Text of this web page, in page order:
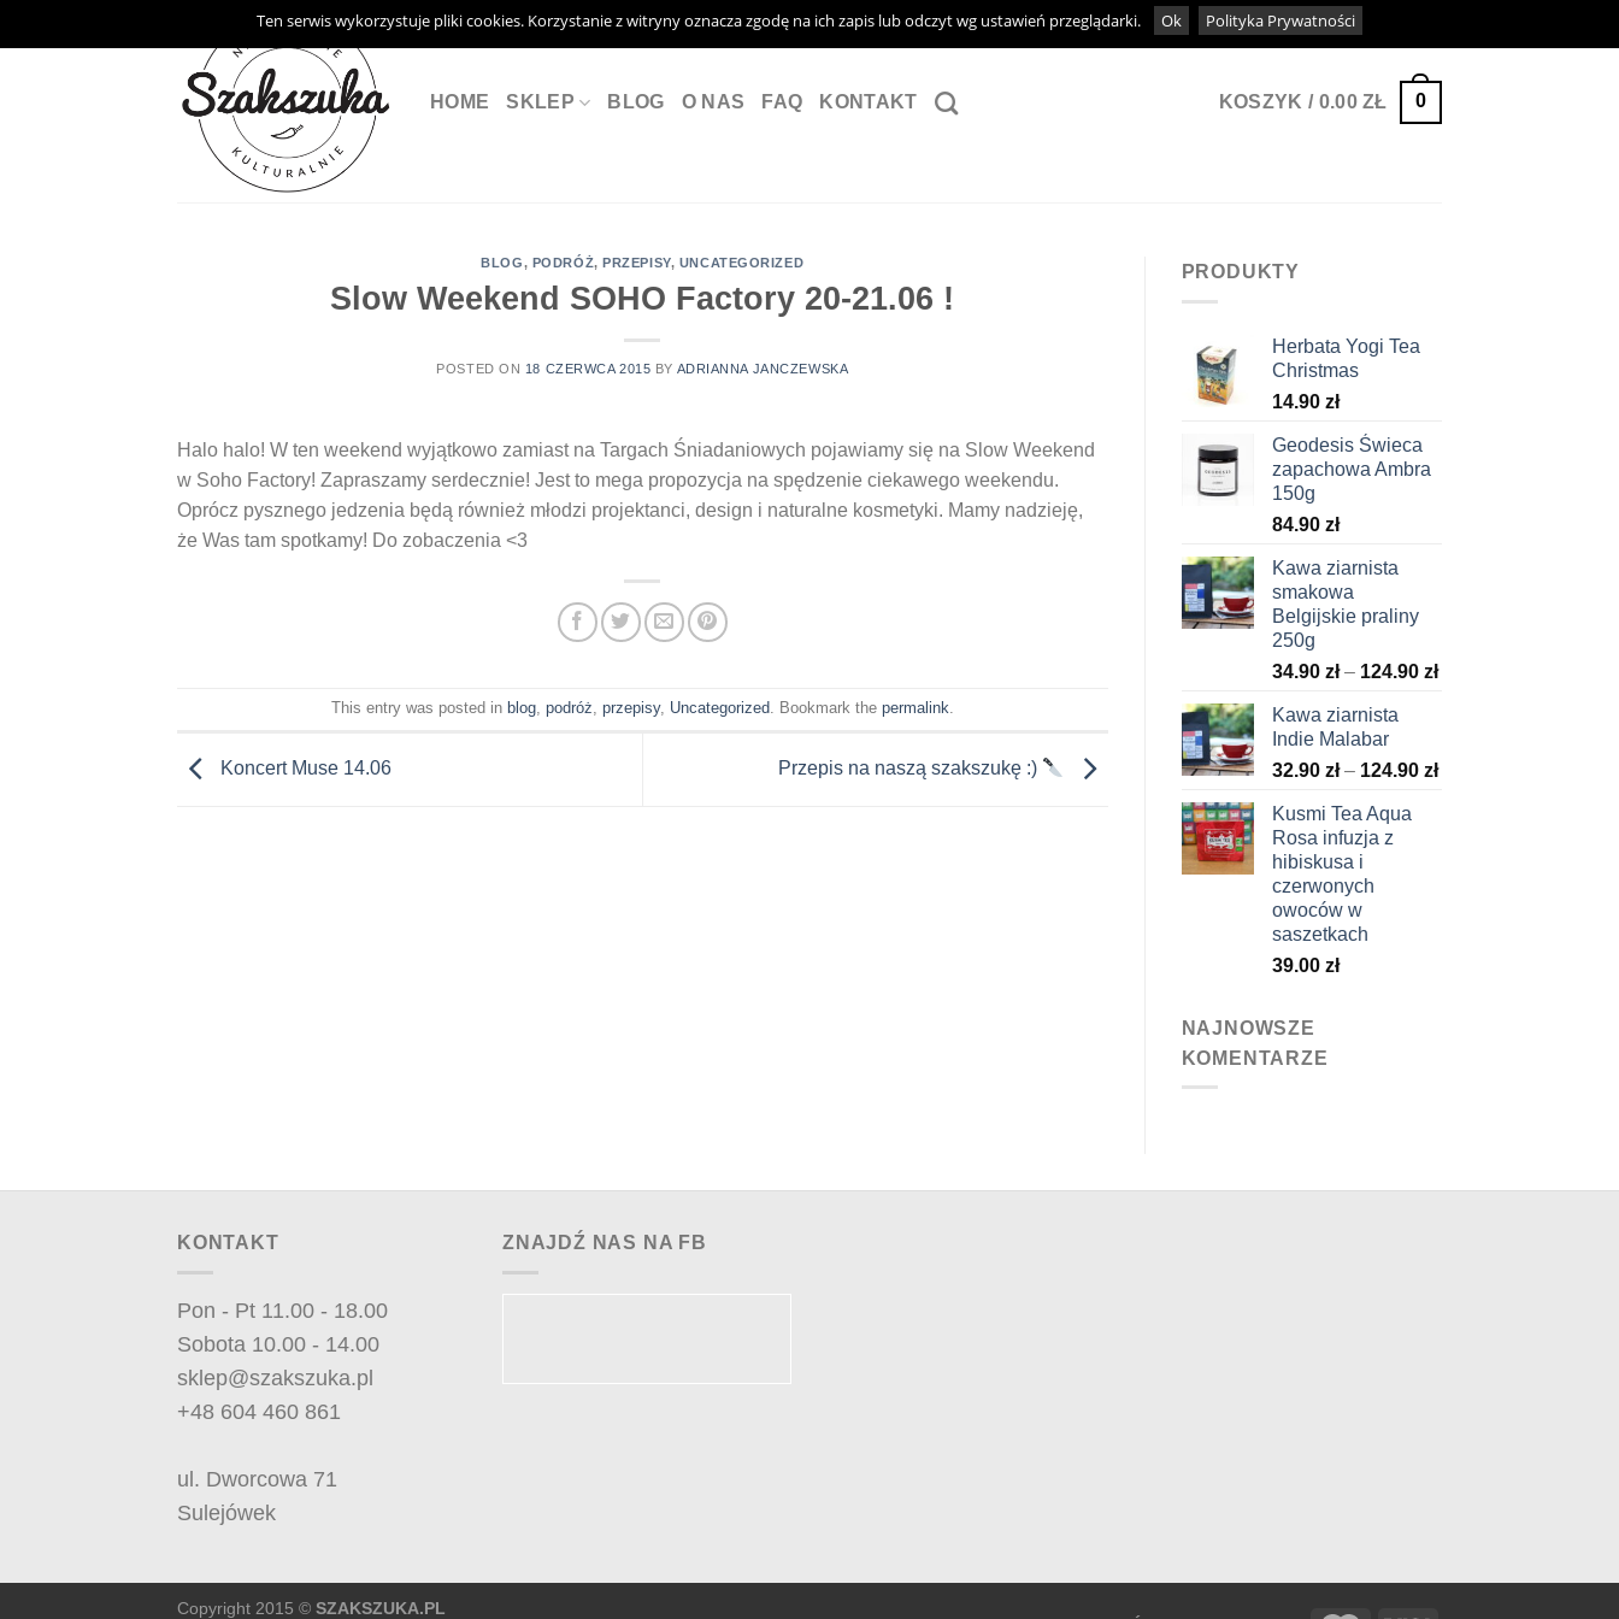
to
HOME
SKLEP BLOG O NAS FAQ KONTAKT KOSZYK / 0.00ZŁ 0
BLOG, PODRÓŻ,PRZEPISY, UNCATEGORIZED
Slow Weekend SOHO Factory 20-21.06 !
POSTED ON 18 CZERWCA 2015 BY ADRIANNA JANCZEWSKA
Halo halo! W ten weekend wyjątkowo zamiast na Targach Śniadaniowych pojawiamy się na Slow Weekend
w Soho Factory! Zapraszamy serdecznie! Jest to mega propozycja na spędzenie ciekawego weekendu.
Oprócz pysznego jedzenia będą również młodzi projektanci, design i naturalne kosmetyki. Mamy nadzieję,
że Was tam spotkamy! Do zobaczenia <3
This entry was posted in blog, podróż przepisy, Uncategorized . Bookmark the permalink
Koncert Muse 14.06 Przepis na naszą szakszukę :)
PRODUKTY
Herbata Yogi Tea
Christmas
14.90 zł
Geodesis Świeca
zapachowa Ambra
150g
84.90 zł
Kawa ziarnista
smakowa
Belgijskie praliny
250g
34.90 zł – 124.90 złZakres
do
Kawa ziarnista
Indie Malabar
32.90 zł – 124.90 złZakres
Kusmi Tea Aqua
Rosa infuzja z
hibiskusa i
czerwonych
owoców w
saszetkach
39.00 zł
NAJNOWSZE
KOMENTARZE
KONTAKT
Pon - Pt 11.00 - 18.00
Sobota 10.00 - 14.00
sklep@szakszuka.pl
+48 604 460 861
ul. Dworcowa 71
Sulejówek
ZNAJDŹ NAS NA FB
Copyright 2015 © SZAKSZUKA.PL
Ten serwis wykorzystuje pliki cookies. Korzystanie z witryny oznacza zgodę na ich zapis lub odczyt wg ustawień przeglądarki. Ok Polityka Prywatności